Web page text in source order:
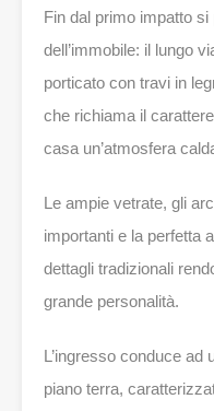
Fin dal primo impatto si
dell’immobile: il lungo
porticato con travi in
che richiama il
casa un’atmosfera
Le ampie vetrate, gli
importanti e la perfetta
dettagli tradizionali
grande personalità.
L’ingresso conduce ad
piano terra,